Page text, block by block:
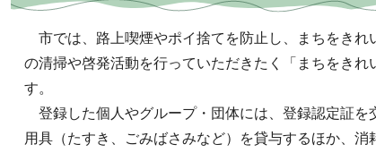
市では、路上喫煙やポイ捨てを防止し、まちをきれ
の清掃や啓発活動を行っていただきたく「まちをきれ
す。
登録した個人やグループ・団体には、登録認定証を
用具（たすき、ごみばさみなど）を貸与するほか、消